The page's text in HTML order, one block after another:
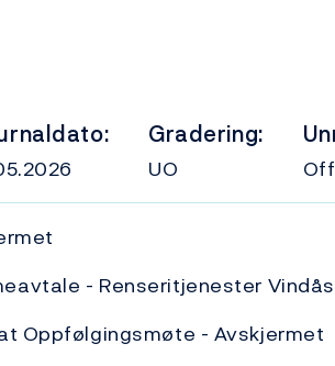
Gradering:
UO
- Renseritjenester
Oppfølgingsmøte - Avskjermet